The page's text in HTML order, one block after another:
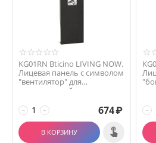
KG01RN Bticino LIVING NOW.
Лицевая панель с символом
"вентилятор" для
выключателей и пе...
+
− 674₽
В КОРЗИНУ
−